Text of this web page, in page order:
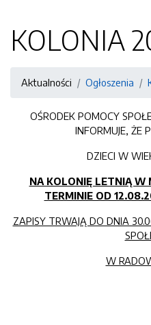
KOLONIA
Aktualności Ogłoszenia
OŚRODEK POMOCY
INFORMUJE, ŻE
DZIECI W
NA KOLONIĘ LETNIĄ W
TERMINIE OD
ZAPISY TRWAJĄ DO DNIA
W